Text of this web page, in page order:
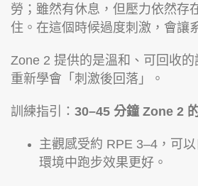
勞；雖然有休息，但壓力依然存
住。在這個時候過度刺激，會讓
Zone 2 提供的是溫和、可回收
重新學會「刺激後回落」。
訓練指引： 30–45 分鐘 Zone 2
主觀感受約 RPE 3–4，可
環境中跑步效果更好。